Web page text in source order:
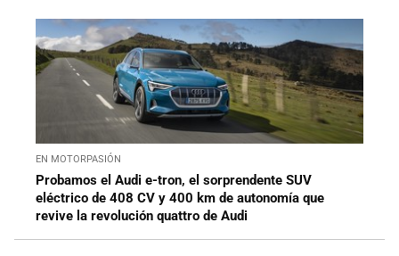
EN MOTORPASIÓN
Probamos el Audi e-tron, el sorprendente SUV
eléctrico de 408 CV y 400 km de autonomía que
revive la revolución quattro de Audi